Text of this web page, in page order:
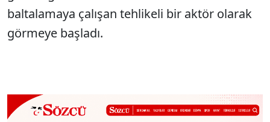
baltalamaya çalışan tehlikeli bir aktör olarak
görmeye başladı.